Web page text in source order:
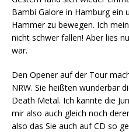
Bambi Galore in Hamburg ein
Hammer zu bewegen. Ich
nicht schwer fallen! Aber lies
war.
Den Opener auf der Tour
NRW. Sie heißten wunderbar
Death Metal. Ich kannte die
mir also auch gleich noch
also das Sie auch auf CD so